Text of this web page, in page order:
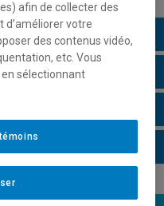
afin de collecter des
votre
des contenus vidéo,
etc. Vous
sélectionnant